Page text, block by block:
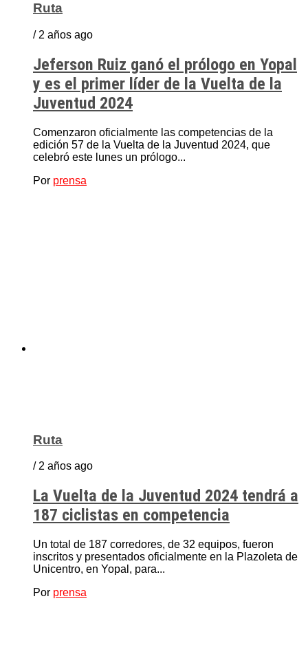
Ruta
/ 2 años ago
Jeferson Ruiz ganó el prólogo en Yopal
y es el primer líder de la Vuelta de la
Juventud 2024
Comenzaron oficialmente las competencias de la
edición 57 de la Vuelta de la Juventud 2024, que
celebró este lunes un prólogo...
Por prensa
Ruta
/ 2 años ago
La Vuelta de la Juventud 2024 tendrá a
187 ciclistas en competencia
Un total de 187 corredores, de 32 equipos, fueron
inscritos y presentados oficialmente en la Plazoleta de
Unicentro, en Yopal, para...
Por prensa